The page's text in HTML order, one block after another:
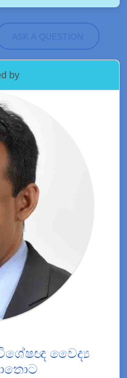
ASK A QUESTION
by
විශේෂඥ වෛද්‍ය